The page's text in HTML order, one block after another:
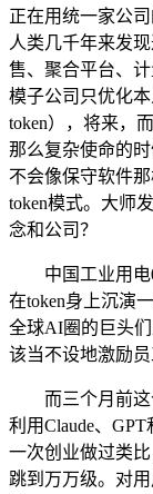
正在用统一家公
人类几千年来发
售、聚合平台、
模子公司只优化本
token），将来，
那么复杂使命的
不会像保守软件
token模式。大师
念和公司？
中国工业用电
在token身上沉演
全球AI圈的巨头
该当不设地激励员
而三个月前这
利用Claude、
一次创业做过类
跳到万万级。对